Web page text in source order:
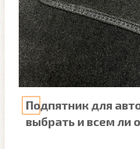
Подпятник для
выбрать и всем ли